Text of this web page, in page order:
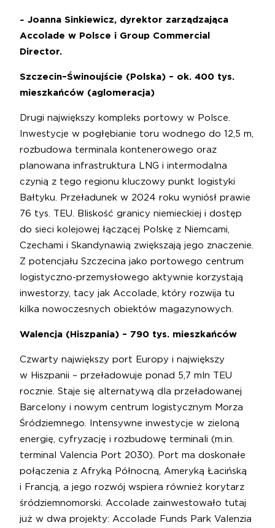
~ Joanna Sinkiewicz, dyrektor zarządzająca
Accolade w Polsce i Group Commercial
Director.
Szczecin–Świnoujście (Polska) – ok. 400 tys.
mieszkańców (aglomeracja)
Drugi największy kompleks portowy w Polsce.
Inwestycje w pogłębianie toru wodnego do 12,5 m,
rozbudowa terminala kontenerowego oraz
planowana infrastruktura LNG i intermodalna
czynią z tego regionu kluczowy punkt logistyki
Bałtyku. Przeładunek w 2024 roku wyniósł prawie
76 tys. TEU. Bliskość granicy niemieckiej i dostęp
do sieci kolejowej łączącej Polskę z Niemcami,
Czechami i Skandynawią zwiększają jego znaczenie.
Z potencjału Szczecina jako portowego centrum
logistyczno-przemysłowego aktywnie korzystają
inwestorzy, tacy jak Accolade, który rozwija tu
kilka nowoczesnych obiektów magazynowych.
Walencja (Hiszpania) – 790 tys. mieszkańców
Czwarty największy port Europy i największy
w Hiszpanii – przeładowuje ponad 5,7 mln TEU
rocznie. Staje się alternatywą dla przeładowanej
Barcelony i nowym centrum logistycznym Morza
Śródziemnego. Intensywne inwestycje w zieloną
energię, cyfryzację i rozbudowę terminali (m.in.
terminal Valencia Port 2030). Port ma doskonałe
połączenia z Afryką Północną, Ameryką Łacińską
i Francją, a jego rozwój wspiera również korytarz
śródziemnomorski. Accolade zainwestowało tutaj
już w dwa projekty: Accolade Funds Park Valenzia